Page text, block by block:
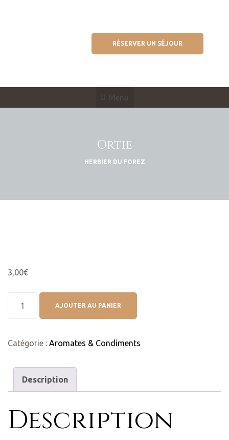
RÉSERVER UN SÉJOUR
Menu
Ortie
HERBIER DU FOREZ
3,00€
AJOUTER AU PANIER
Catégorie : Aromates & Condiments
Description
Description